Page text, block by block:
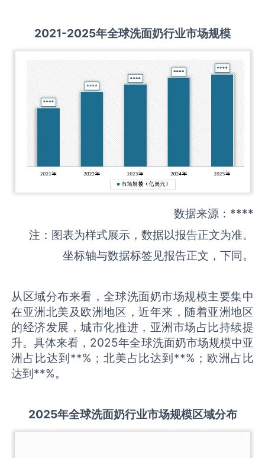
2021-2025年全球洗面奶行业市场规模
数据来源：****
注：图表为样式展示，数据以报告正文为准。
坐标轴与数据标签见报告正文，下同。
从区域分布来看，全球洗面奶市场规模主要集中
在亚洲北美及欧洲地区，近年来，随着亚洲地区
的经济发展，城市化推进，亚洲市场占比持续提
升。具体来看，2025年全球洗面奶市场规模中亚
洲占比达到**%；北美占比达到**%；欧洲占比
达到**%。
2025年全球洗面奶行业市场规模区域分布